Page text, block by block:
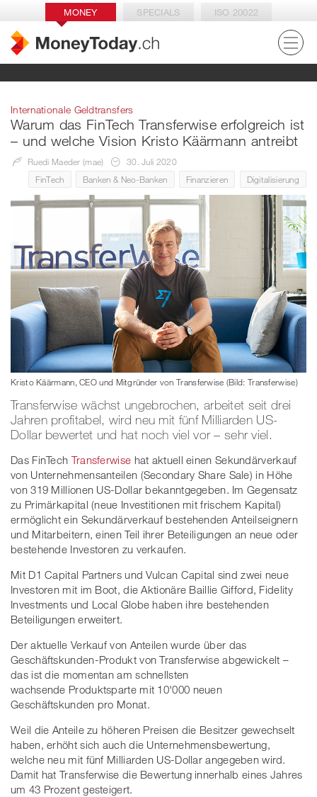
MONEY SPECIALS ISO 20022
Internationale Geldtransfers
Warum das FinTech Transferwise erfolgreich ist
– und welche Vision Kristo Käärmann antreibt
Ruedi Maeder (mae)
30. Juli 2020
FinTech
Banken & Neo-Banken Finanzieren Digitalisierung
Kristo Käärmann, CEO und Mitgründer von Transferwise (Bild: Transferwise)
Transferwise wächst ungebrochen, arbeitet seit drei
Jahren profitabel, wird neu mit fünf Milliarden US-
Dollar bewertet und hat noch viel vor – sehr viel.
Das FinTech Transferwise hat aktuell einen Sekundärverkauf
von Unternehmensanteilen (Secondary Share Sale) in Höhe
von 319 Millionen US-Dollar bekanntgegeben. Im Gegensatz
zu Primärkapital (neue Investitionen mit frischem Kapital)
ermöglicht ein Sekundärverkauf bestehenden Anteilseignern
und Mitarbeitern, einen Teil ihrer Beteiligungen an neue oder
bestehende Investoren zu verkaufen.
Mit D1 Capital Partners und Vulcan Capital sind zwei neue
Investoren mit im Boot, die Aktionäre Baillie Gifford, Fidelity
Investments und Local Globe haben ihre bestehenden
Beteiligungen erweitert.
Der aktuelle Verkauf von Anteilen wurde über das
Geschäftskunden-Produkt von Transferwise abgewickelt –
das ist die momentan am schnellsten
wachsende Produktsparte mit 10'000 neuen
Geschäftskunden pro Monat.
Weil die Anteile zu höheren Preisen die Besitzer gewechselt
haben, erhöht sich auch die Unternehmensbewertung,
welche neu mit fünf Milliarden US-Dollar angegeben wird.
Damit hat Transferwise die Bewertung innerhalb eines Jahres
um 43 Prozent gesteigert.